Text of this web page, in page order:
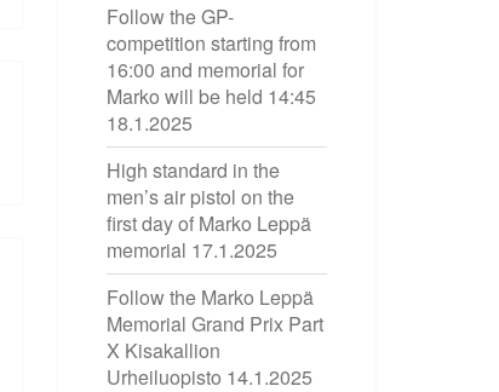
Follow the GP-
competition starting from
16:00 and memorial for
Marko will be held 14:45
18.1.2025
High standard in the
men’s air pistol on the
first day of Marko Leppä
memorial 17.1.2025
Follow the Marko Leppä
Memorial Grand Prix Part
X Kisakallion
Urheiluopisto 14.1.2025